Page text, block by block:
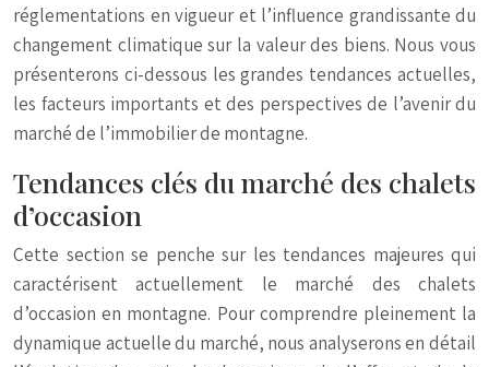
réglementations en vigueur et l’influence grandissante du
changement climatique sur la valeur des biens. Nous vous
présenterons ci-dessous les grandes tendances actuelles,
les facteurs importants et des perspectives de l’avenir du
marché de l’immobilier de montagne.
Tendances clés du marché des chalets
d’occasion
Cette section se penche sur les tendances majeures qui
caractérisent actuellement le marché des chalets
d’occasion en montagne. Pour comprendre pleinement la
dynamique actuelle du marché, nous analyserons en détail